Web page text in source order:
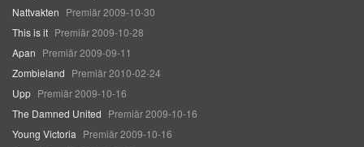
Nattvakten Premiär 2009-10-30
This is it Premiär 2009-10-28
Apan Premiär 2009-09-11
Zombieland Premiär 2010-02-24
Upp Premiär 2009-10-16
The Damned United Premiär 2009-10-16
Young Victoria Premiär 2009-10-16